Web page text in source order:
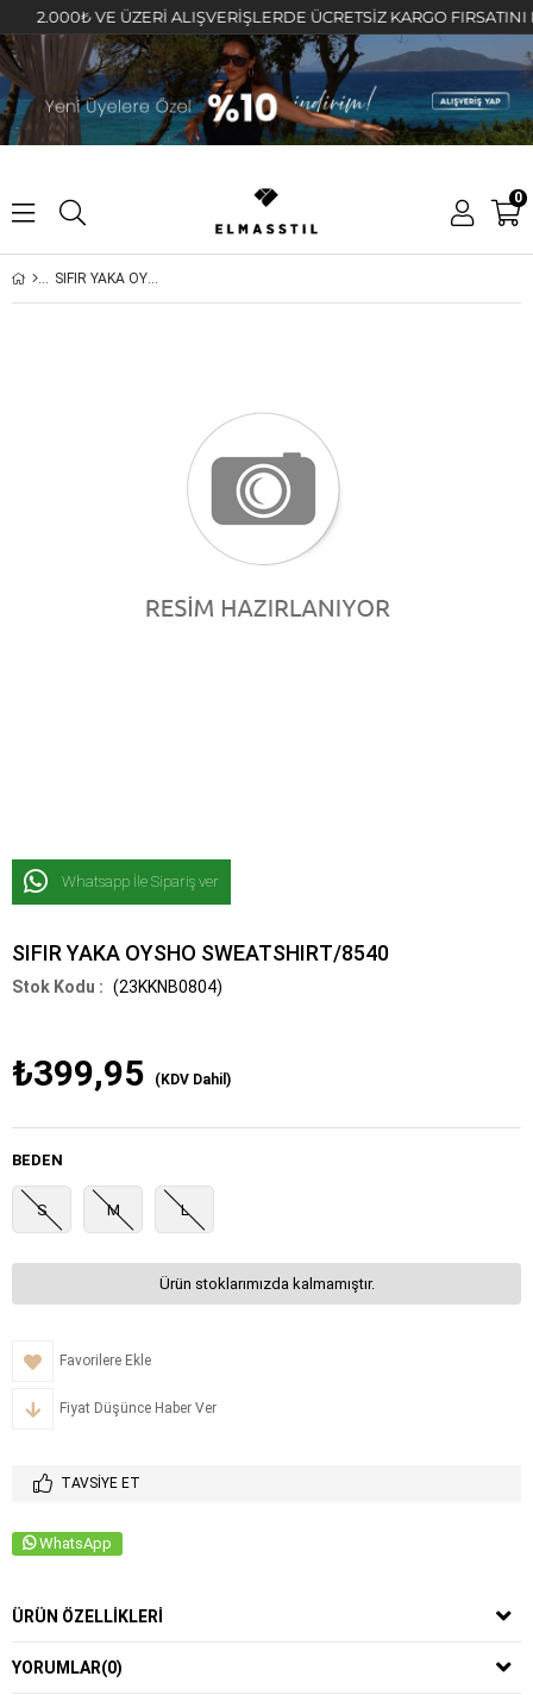
2.000₺ VE ÜZERİ ALIŞVERİŞLERDE ÜCRETSİZ KARGO FIRSATINI
0
SIFIR YAKA OYSHO SWEATSHIRT/8540
Whatsapp İle Sipariş ver
SIFIR YAKA OYSHO SWEATSHIRT/8540
(23KKNB0804)
₺399,95 (KDV Dahil)
BEDEN
S M L
Ürün stoklarımızda kalmamıştır.
Favorilere Ekle
Fiyat Düşünce Haber Ver
TAVSIYE ET
WhatsApp
ÜRÜN ÖZELLIKLERI
YORUMLAR(0)